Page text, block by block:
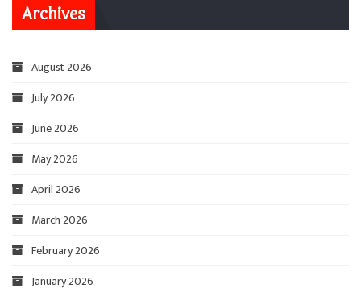
Archives
August 2026
July 2026
June 2026
May 2026
April 2026
March 2026
February 2026
January 2026